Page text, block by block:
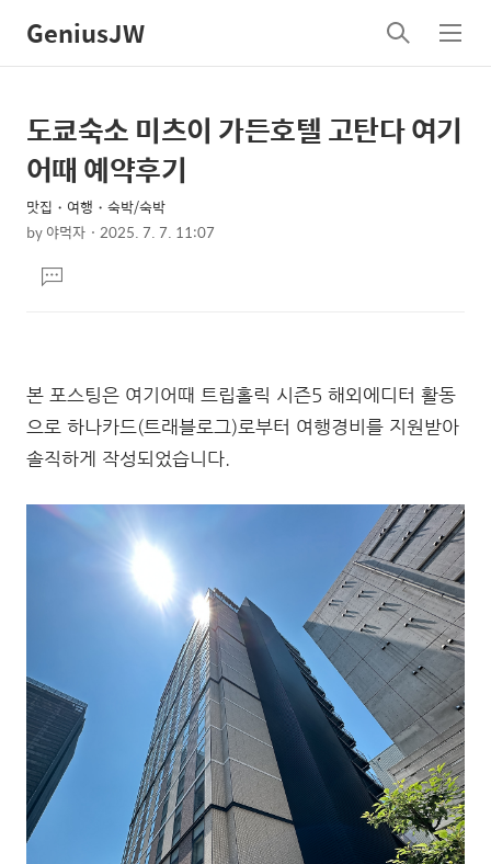
GeniusJW
검
색
메
뉴
상
세
컨
텐
본
제
목
도쿄숙소 미츠이 가든호텔 고탄다 여기
어때 예약후기
맛집・여행・숙박/숙박
by야먹자 2025. 7. 7. 11:07
문댓
글
본 포스팅은 여기어때 트립홀릭 시즌5 해외에디터 활동
으로 하나카드(트래블로그)로부터 여행경비를 지원받아
솔직하게 작성되었습니다.